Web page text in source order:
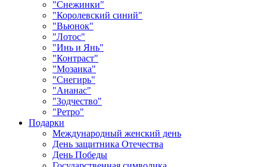
"Снежинки"
"Королевский синий"
"Вьюнок"
"Лотос"
"Инь и Янь"
"Контраст"
"Мозаика"
"Снегирь"
"Ананас"
"Зодчество"
"Ретро"
Подарки
Международный женский день
День защитника Отечества
День Победы